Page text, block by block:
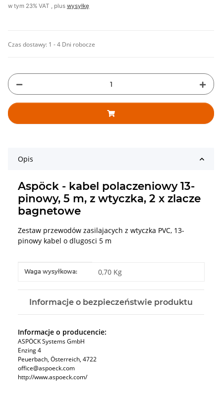
w tym 23% VAT , plus wysyłkę
Czas dostawy: 1 - 4 Dni robocze
Opis
Aspöck - kabel polaczeniowy 13-
pinowy, 5 m, z wtyczka, 2 x zlacze
bagnetowe
Zestaw przewodów zasilajacych z wtyczka PVC, 13-
pinowy kabel o dlugosci 5 m
#productDetails.itemInformation#
#productDetails.itemValue#
Waga wysyłkowa: 0,70 Kg
Informacje o bezpieczeństwie produktu
Informacje o producencie:
ASPÖCK Systems GmbH
Enzing 4
Peuerbach, Österreich, 4722
office@aspoeck.com
http://www.aspoeck.com/